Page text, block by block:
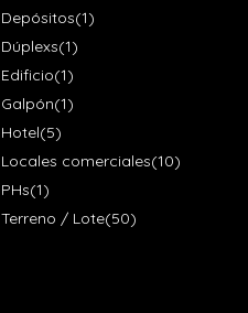
Depósitos(1)
Dúplexs(1)
Edificio(1)
Galpón(1)
Hotel(5)
Locales comerciales(10)
PHs(1)
Terreno / Lote(50)